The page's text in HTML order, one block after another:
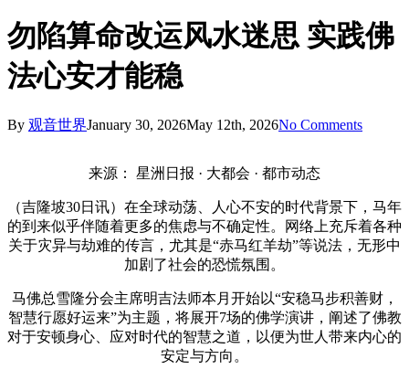
勿陷算命改运风水迷思 实践佛
法心安才能稳
By 观音世界January 30, 2026May 12th, 2026No Comments
来源： 星洲日报 · 大都会 · 都市动态
（吉隆坡30日讯）在全球动荡、人心不安的时代背景下，马年
的到来似乎伴随着更多的焦虑与不确定性。网络上充斥着各种
关于灾异与劫难的传言，尤其是“赤马红羊劫”等说法，无形中
加剧了社会的恐慌氛围。
马佛总雪隆分会主席明吉法师本月开始以“安稳马步积善财，
智慧行愿好运来”为主题，将展开7场的佛学演讲，阐述了佛教
对于安顿身心、应对时代的智慧之道，以便为世人带来内心的
安定与方向。